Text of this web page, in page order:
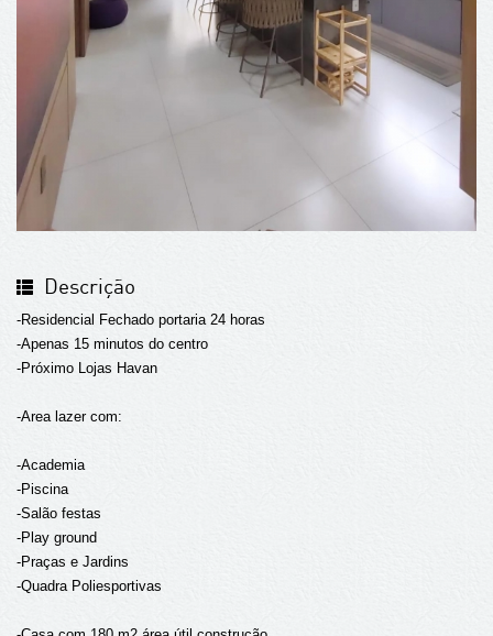
Descrição
-Residencial Fechado portaria 24 horas
-Apenas 15 minutos do centro
-Próximo Lojas Havan
-Area lazer com:
-Academia
-Piscina
-Salão festas
-Play ground
-Praças e Jardins
-Quadra Poliesportivas